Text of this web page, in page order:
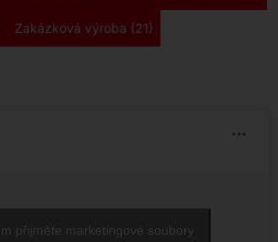
Zakázková výroba (21)
přijměte marketingové soubory